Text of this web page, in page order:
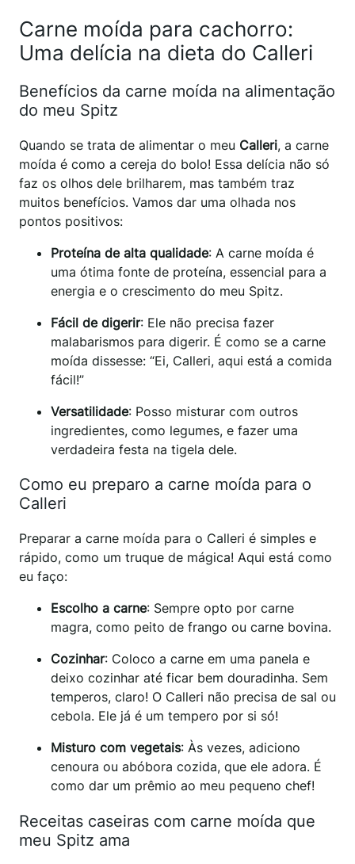
Carne moída para cachorro:
Uma delícia na dieta do Calleri
Benefícios da carne moída na alimentação
do meu Spitz
Quando se trata de alimentar o meu Calleri, a carne
moída é como a cereja do bolo! Essa delícia não só
faz os olhos dele brilharem, mas também traz
muitos benefícios. Vamos dar uma olhada nos
pontos positivos:
Proteína de alta qualidade: A carne moída é
uma ótima fonte de proteína, essencial para a
energia e o crescimento do meu Spitz.
Fácil de digerir: Ele não precisa fazer
malabarismos para digerir. É como se a carne
moída dissesse: “Ei, Calleri, aqui está a comida
fácil!”
Versatilidade: Posso misturar com outros
ingredientes, como legumes, e fazer uma
verdadeira festa na tigela dele.
Como eu preparo a carne moída para o
Calleri
Preparar a carne moída para o Calleri é simples e
rápido, como um truque de mágica! Aqui está como
eu faço:
Escolho a carne: Sempre opto por carne
magra, como peito de frango ou carne bovina.
Cozinhar: Coloco a carne em uma panela e
deixo cozinhar até ficar bem douradinha. Sem
temperos, claro! O Calleri não precisa de sal ou
cebola. Ele já é um tempero por si só!
Misturo com vegetais: Às vezes, adiciono
cenoura ou abóbora cozida, que ele adora. É
como dar um prêmio ao meu pequeno chef!
Receitas caseiras com carne moída que
meu Spitz ama